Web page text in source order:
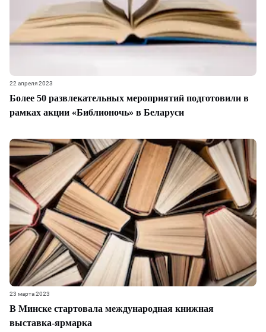
Более 50 развлекательных мероприятий подготовили в
рамках акции «Библионочь» в Беларуси
22 апреля 2023
В Минске стартовала международная книжная
выставка-ярмарка
23 марта 2023